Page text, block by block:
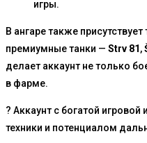
игры.
В ангаре также
премиумные танки — Strv 81,
делает аккаунт не только
в фарме.
? Аккаунт с богатой
техники и потенциалом